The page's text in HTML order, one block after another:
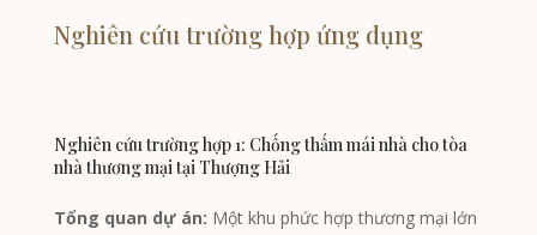
Nghiên cứu trường hợp ứng dụng
Nghiên cứu trường hợp 1: Chống thấm mái nhà cho tòa
nhà thương mại tại Thượng Hải
Tổng quan dự án: Một khu phức hợp thương mại lớn
Spanish (Ecuador)
Kyrgyz